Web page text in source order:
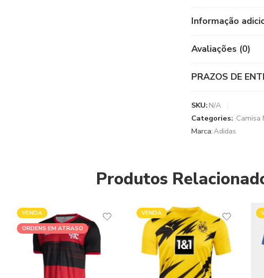
Informação
Avaliações (0)
PRAZOS DE
SKU: N/A
Categories: Camisa
Marca:Adidas
Produtos
VENDA
ORDENS EM ATRASO
VENDA